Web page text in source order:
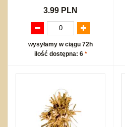
3.99 PLN
wysyłamy w ciągu 72h
ilość dostępna: 6 *